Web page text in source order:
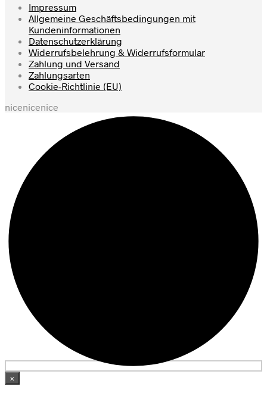
Impressum
Allgemeine Geschäftsbedingungen mit
Kundeninformationen
Datenschutzerklärung
Widerrufsbelehrung & Widerrufsformular
Zahlung und Versand
Zahlungsarten
Cookie-Richtlinie (EU)
nicenicenice
×